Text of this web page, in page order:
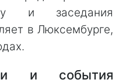
и заседания
в Люксембурге,
и события